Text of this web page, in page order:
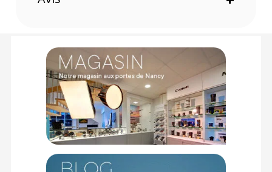
Plateau rapide : Toutes les plaques dotées d'un filetage 1/4
Matériaux : Plaque en aluminium anodisé ; Joint en
caoutchouc haute densité ; Boulon en acier
CONTENU DU CARTON
1x Plaque CCS pour plateau rapide
1x Clé allen
Offre valable jusqu'au 09-08-2026 inclus.